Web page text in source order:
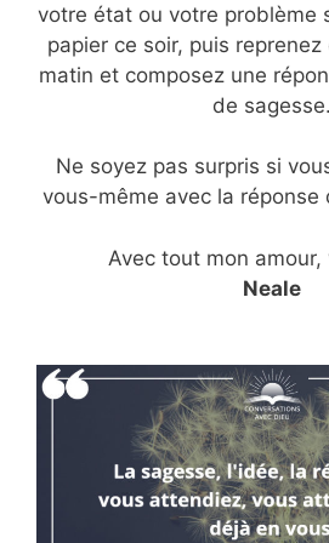
votre état ou votre problème
papier ce soir, puis
matin et composez une
de sagesse.
Ne soyez pas surpris si
vous-même avec la réponse
Avec tout mon
Neale